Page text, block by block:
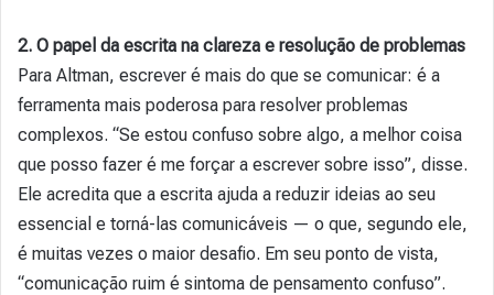
2. O papel da escrita na clareza e resolução de problemas
Para Altman, escrever é mais do que se comunicar: é a
ferramenta mais poderosa para resolver problemas
complexos. “Se estou confuso sobre algo, a melhor coisa
que posso fazer é me forçar a escrever sobre isso”, disse.
Ele acredita que a escrita ajuda a reduzir ideias ao seu
essencial e torná-las comunicáveis — o que, segundo ele,
é muitas vezes o maior desafio. Em seu ponto de vista,
“comunicação ruim é sintoma de pensamento confuso”.